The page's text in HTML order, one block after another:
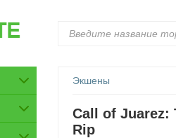
Экшены
Call of Juarez:
Rip